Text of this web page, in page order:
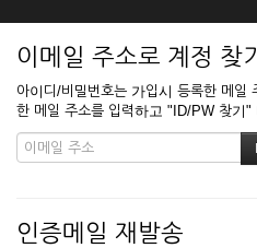
이메일 주소로 계정 찾기
아이디/비밀번호는 가입시 등록한 메일
한 메일 주소를 입력하고 "ID/PW 찾기
인증메일 재발송